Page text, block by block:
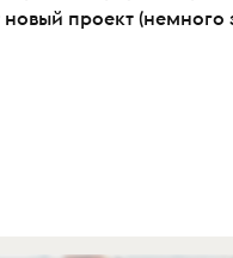
проект (немного